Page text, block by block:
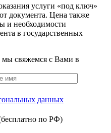
услуги «под ключ»
документа. Цена также
и необходимости
в государственных
мы свяжемся с Вами в
данных
по РФ)